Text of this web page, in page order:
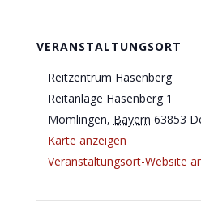
VERANSTALTUNGSORT
Reitzentrum Hasenberg
Reitanlage Hasenberg 1
Mömlingen, Bayern 63853
Karte anzeigen
Veranstaltungsort-Website